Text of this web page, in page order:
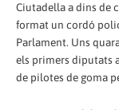
Ciutadella a dins de
format un cordó
Parlament. Uns
els primers diputats
de pilotes de goma